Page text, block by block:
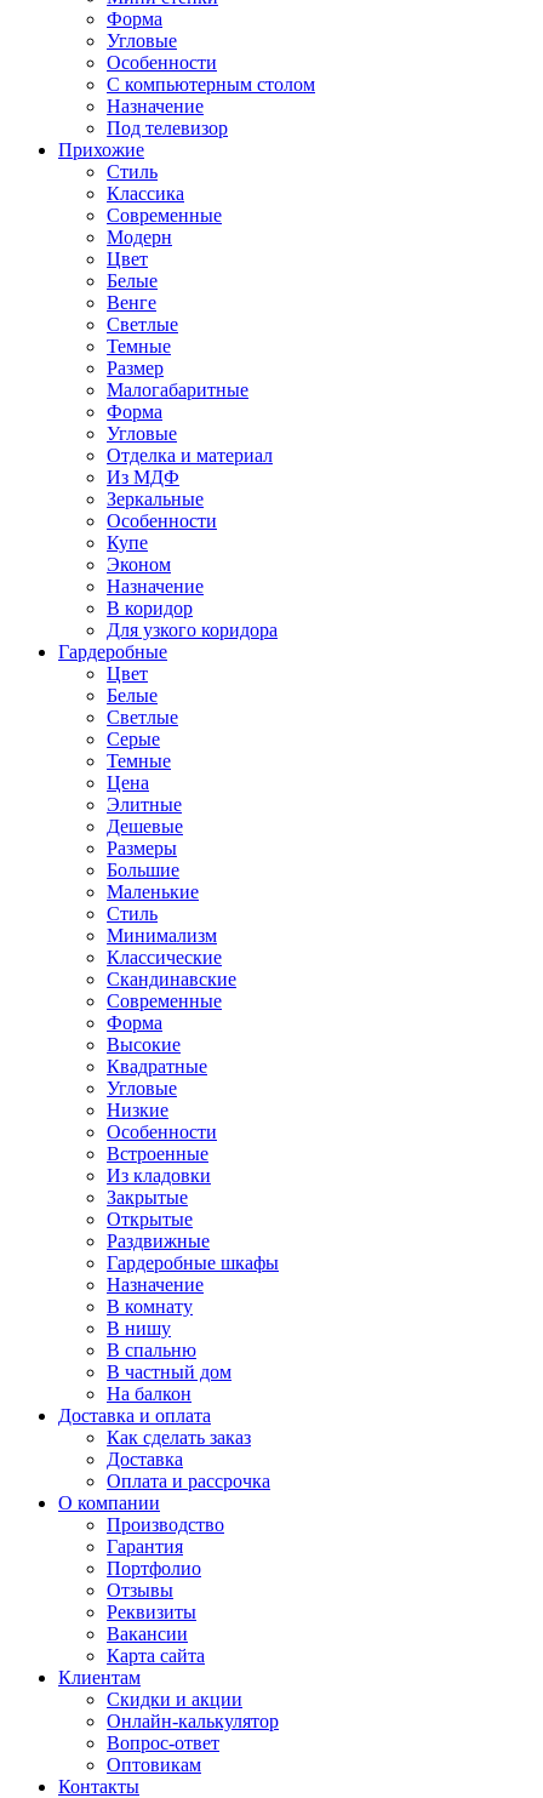
Форма
Угловые
Особенности
С компьютерным столом
Назначение
Под телевизор
Прихожие
Стиль
Классика
Современные
Модерн
Цвет
Белые
Венге
Светлые
Темные
Размер
Малогабаритные
Форма
Угловые
Отделка и материал
Из МДФ
Зеркальные
Особенности
Купе
Эконом
Назначение
В коридор
Для узкого коридора
Гардеробные
Цвет
Белые
Светлые
Серые
Темные
Цена
Элитные
Дешевые
Размеры
Большие
Маленькие
Стиль
Минимализм
Классические
Скандинавские
Современные
Форма
Высокие
Квадратные
Угловые
Низкие
Особенности
Встроенные
Из кладовки
Закрытые
Открытые
Раздвижные
Гардеробные шкафы
Назначение
В комнату
В нишу
В спальню
В частный дом
На балкон
Доставка и оплата
Как сделать заказ
Доставка
Оплата и рассрочка
О компании
Производство
Гарантия
Портфолио
Отзывы
Реквизиты
Вакансии
Карта сайта
Клиентам
Скидки и акции
Онлайн-калькулятор
Вопрос-ответ
Оптовикам
Контакты